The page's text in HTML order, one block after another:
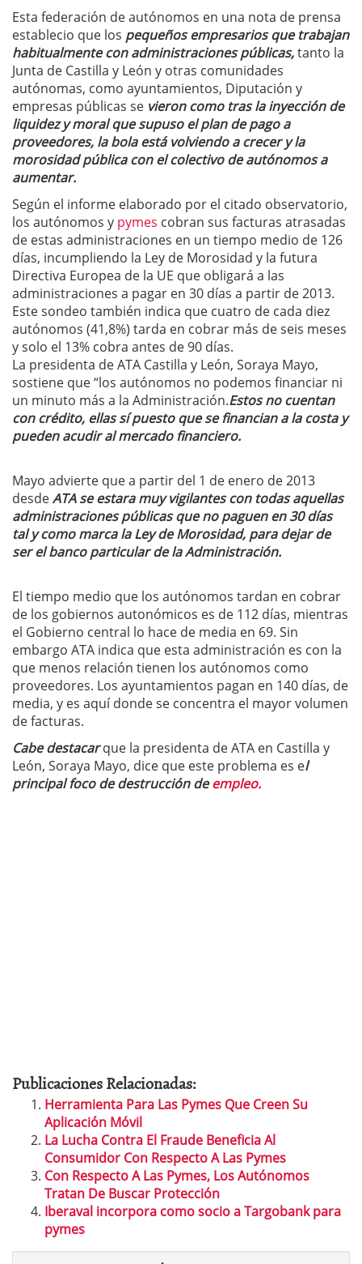
Esta federación de autónomos en una nota de prensa
establecio que los pequeños empresarios que trabajan
habitualmente con administraciones públicas,tanto la
Junta de Castilla y León y otras comunidades
autónomas, como ayuntamientos, Diputación y
empresas públicas se vieron como tras la inyección de
liquidez y moral que supuso el plan de pago a
proveedores, la bola está volviendo a crecer y la
morosidad pública con el colectivo de autónomos a
aumentar.
Según el informe elaborado por el citado observatorio,
los autónomos y pymes cobran sus facturas atrasadas
de estas administraciones en un tiempo medio de 126
días, incumpliendo la Ley de Morosidad y la futura
Directiva Europea de la UE que obligará a las
administraciones a pagar en 30 días a partir de 2013.
Este sondeo también indica que cuatro de cada diez
autónomos (41,8%) tarda en cobrar más de seis meses
y solo el 13% cobra antes de 90 días.
La presidenta de ATA Castilla y León, Soraya Mayo,
sostiene que “los autónomos no podemos financiar ni
un minuto más a la Administración.Estos no cuentan
con crédito, ellas sí puesto que se financian a la costa y
pueden acudir al mercado financiero.
Mayo advierte que a partir del 1 de enero de 2013
desdeATA se estara muy vigilantes con todas aquellas
administraciones públicas que no paguen en 30 días
tal y como marca la Ley de Morosidad, para dejar de
ser el banco particular de la Administración.
El tiempo medio que los autónomos tardan en cobrar
de los gobiernos autonómicos es de 112 días, mientras
el Gobierno central lo hace de media en 69. Sin
embargo ATA indica que esta administración es con la
que menos relación tienen los autónomos como
proveedores. Los ayuntamientos pagan en 140 días, de
media, y es aquí donde se concentra el mayor volumen
de facturas.
Cabe destacar que la presidenta de ATA en Castilla y
León, Soraya Mayo, dice que este problema es el
principal foco de destrucción deempleo.
Publicaciones Relacionadas:
Herramienta Para Las Pymes Que Creen Su
Aplicación Móvil
La Lucha Contra El Fraude Beneficia Al
Consumidor Con Respecto A Las Pymes
Con Respecto A Las Pymes, Los Autónomos
Tratan De Buscar Protección
Iberaval incorpora como socio a Targobank para
pymes